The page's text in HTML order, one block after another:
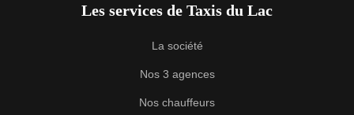
Les services de Taxis du Lac
La société
Nos 3 agences
Nos chauffeurs